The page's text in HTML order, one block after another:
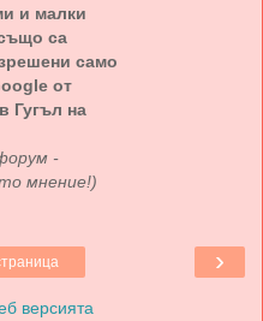
и малки
са
само
от
Гугъл на
-
мнение!)
›
версията